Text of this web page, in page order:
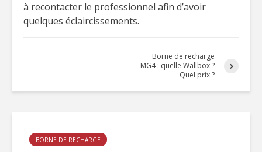
à recontacter le professionnel afin d’avoir
quelques éclaircissements.
Borne de recharge
MG4 : quelle Wallbox ?
Quel prix ?
BORNE DE RECHARGE